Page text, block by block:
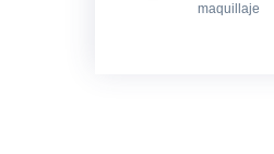
maquillaje